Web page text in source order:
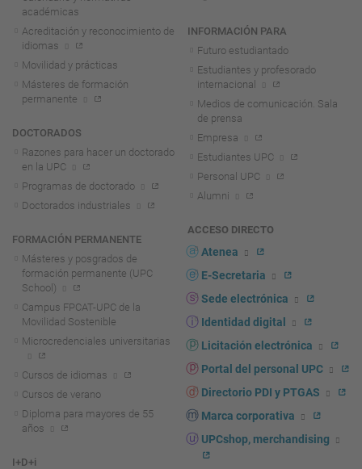
académicas
Acreditación y reconocimiento de
idiomas
Movilidad y prácticas
Másteres de formación
permanente
DOCTORADOS
Razones para hacer un doctorado
en la UPC
Programas de doctorado
Doctorados industriales
FORMACIÓN PERMANENTE
Másteres y posgrados de
formación permanente (UPC
School)
Campus FPCAT-UPC de la
Movilidad Sostenible
Microcredenciales universitarias
Cursos de idiomas
Cursos de verano
Diploma para mayores de 55
años
I+D+i
INFORMACIÓN PARA
Futuro estudiantado
Estudiantes y profesorado
internacional
Medios de comunicación. Sala
de prensa
Empresa
Estudiantes UPC
Personal UPC
Alumni
ACCESO DIRECTO
Atenea
E-Secretaria
Sede electrónica
Identidad digital
Licitación electrónica
Portal del personal UPC
Directorio PDI y PTGAS
Marca corporativa
UPCshop, merchandising